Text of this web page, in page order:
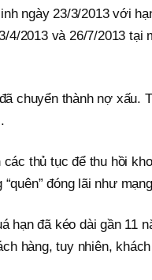
ngày 23/3/2013 với
4/2013 và 26/7/2013 tại
chuyển thành nợ xấu.
thủ tục để thu hồi
đóng lãi như
hạn đã kéo dài gần 11
hàng, tuy nhiên,